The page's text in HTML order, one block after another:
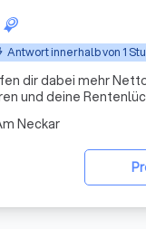
Antwort innerhalb von 1
dir dabei mehr
und deine
Neckar